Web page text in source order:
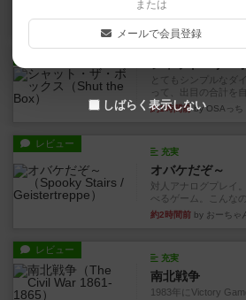
ィブタイムバトル（も
29分前by ジェイとと
シャット・ザ・
とてもシンプルなダ
って、出目の合計を自
約1時間前by OSAっち
レビュー
充実
オバケだぞ～
対人アナログプレイ
べるゲーム。こんなの
約2時間前 by おーちゃん
レビュー
充実
南北戦争
1983年にVictory
または
メールで会員登録
しばらく表示しない